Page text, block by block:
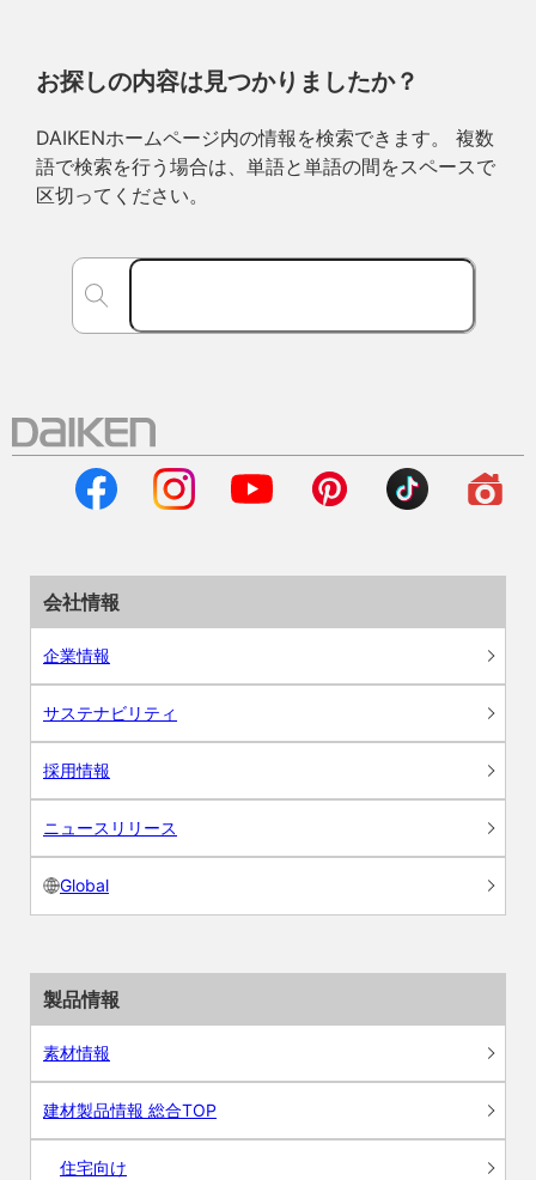
お探しの内容は見つかりましたか？
DAIKENホームページ内の情報を検索できます。 複数
語で検索を行う場合は、単語と単語の間をスペースで
区切ってください。
会社情報
企業情報
サステナビリティ
採用情報
ニュースリリース
Global
製品情報
素材情報
建材製品情報 総合TOP
住宅向け